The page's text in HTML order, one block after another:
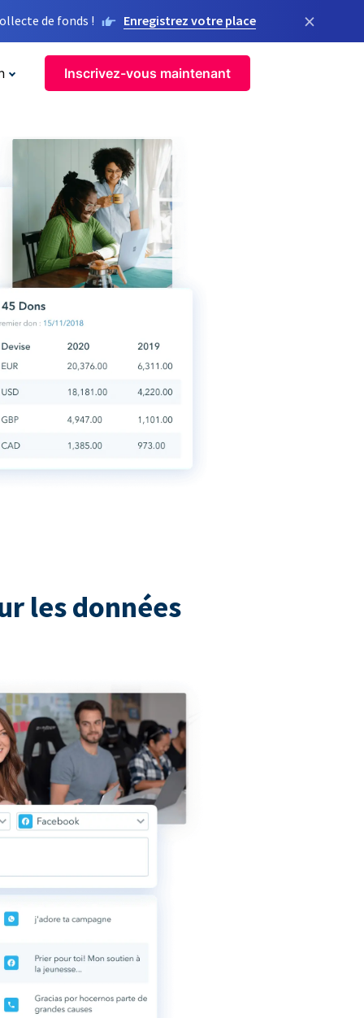
de fonds ! Enregistrez votre place ×
Inscrivez-vous maintenant
les données